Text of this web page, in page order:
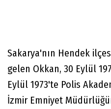
Sakarya'nın Hendek
gelen Okkan, 30 Eylül
Eylül 1973'te Polis
İzmir Emniyet